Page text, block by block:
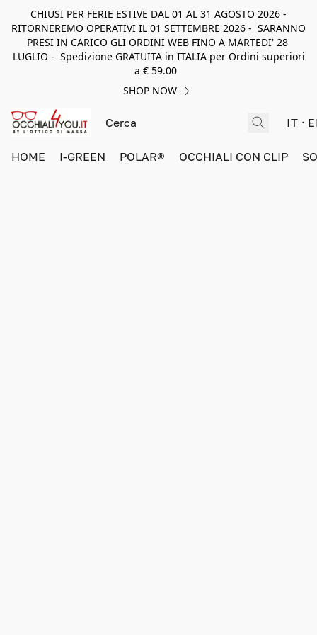
CHIUSI PER FERIE ESTIVE DAL 01 AL 31 AGOSTO 2026 -
RITORNEREMO OPERATIVI IL 01 SETTEMBRE 2026 - SARANNO
PRESI IN CARICO GLI ORDINI WEB FINO A MARTEDI' 28
LUGLIO - Spedizione GRATUITA in ITALIA per Ordini superiori
a € 59.00
SHOP NOW
IT
HOME I-GREEN POLAR® OCCHIALI CON CLIP